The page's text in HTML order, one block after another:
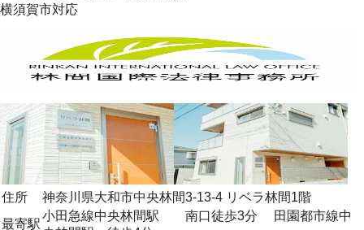
横須賀市対応
住所
神奈川県大和市中央林間3-13-4 リベラ林間1階
最寄駅
小田急線中央林間駅 南口徒歩3分 田園都市線中